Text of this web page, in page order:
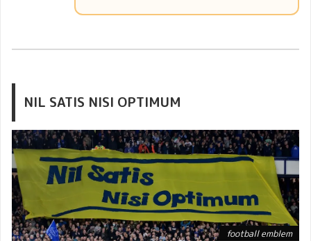
NIL SATIS NISI OPTIMUM
football emblem